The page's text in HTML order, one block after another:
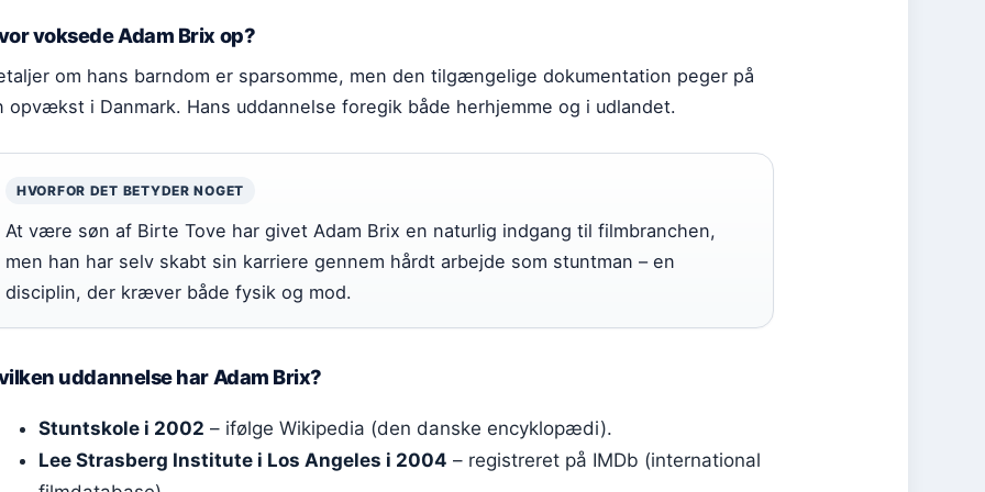
voksede Adam Brix op?
om hans barndom er sparsomme, men den tilgængelige dokumentation peger på
opvækst i Danmark. Hans uddannelse foregik både herhjemme og i udlandet.
HVORFOR DET BETYDER NOGET
At være søn af Birte Tove har givet Adam Brix en naturlig indgang til filmbranchen,
men han har selv skabt sin karriere gennem hårdt arbejde som stuntman – en
disciplin, der kræver både fysik og mod.
uddannelse har Adam Brix?
Stuntskole i 2002 – ifølge Wikipedia (den danske encyklopædi).
Lee Strasberg Institute i Los Angeles i 2004 – registreret på IMDb (international